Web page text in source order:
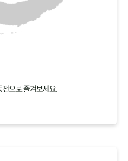
으로 즐겨보세요.